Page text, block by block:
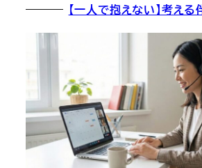
【一人で抱えない】考え